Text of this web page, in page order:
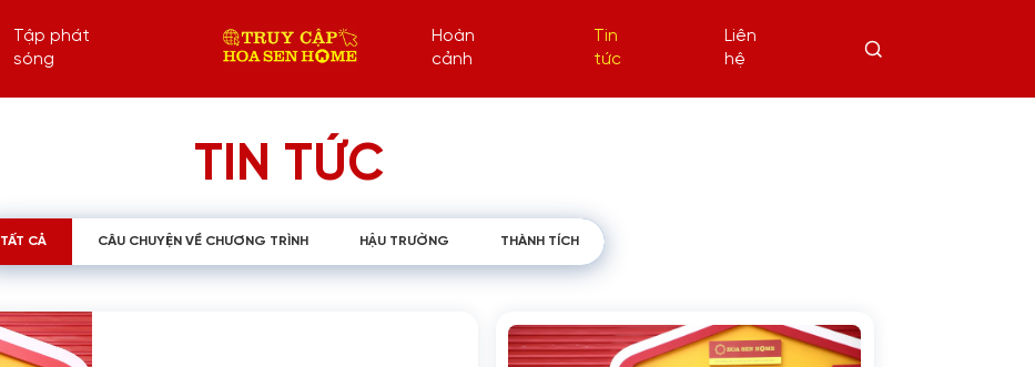
Tập phát
sóng
Hoàn
cảnh
Tin
tức
Liên
hệ
TIN TỨC
TẤT CẢ CÂU CHUYỆN VỀ CHƯƠNG TRÌNH HẬU TRƯỜNG THÀNH TÍCH